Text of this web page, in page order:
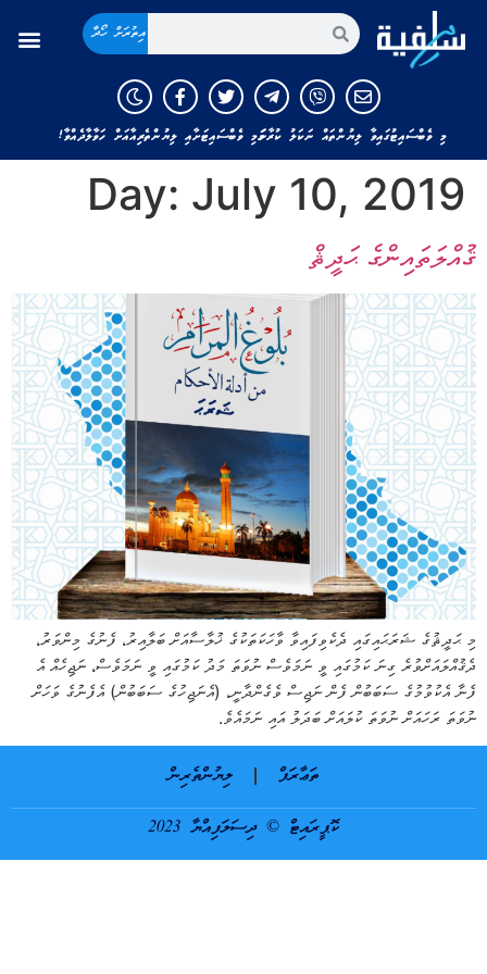
އިތުރަށް ހޯދާ
މި ވެބްސައިޓުގައިވާ ލިޔުންތައް ނަކަލު ކުރާނަމަ މި ވެބްސައިޓަށާއި ލިޔުންތެރިއާއަށް ހަވާލާދެއްވާ!
Day: July 10, 2019
ޤުއްލަތައިންގެ ޙަދީޘް
މި ޙަދީޘުގެ ޝަރަޙައިގައި ދެކެވިފައިވާ ވާހަކަތަކުގެ ޚުލާސާއަށް ބަލާއިރު، ފެނުގެ މިންވަރު،
ދެޤުއްލައަށްވުރެ ގިނަ ކަމުގައި ވީ ނަމަވެސް ނުވަތަ މަދު ކަމުގައި ވީ ނަމަވެސް، ނަޖިހެއް އެ
ފެނާ އެކުވުމުގެ ސަބަބުން ފެން ނަޖިސް ވެގެންދާނީ، (އެނަޖިހުގެ ސަބަބުން) އެފެނުގެ ވަހަށް
ނުވަތަ ރަހައަށް ނުވަތަ ކުލައަށް ބަދަލު އައި ނަމައެވެ.
ތަޢާރަފް
ލިޔުންތެރިން
ކޮޕީރައިޓް © ދިސަލަފިއްޔާ 2023